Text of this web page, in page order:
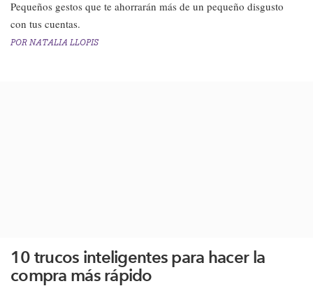
​Pequeños gestos que te ahorrarán más de un pequeño disgusto
con tus cuentas.
POR NATALIA LLOPIS
10 trucos inteligentes para hacer la
compra más rápido